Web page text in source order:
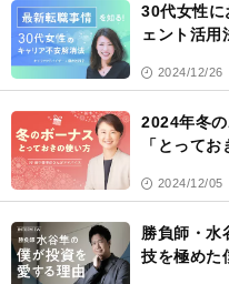
30代女性に
ェント活用
2024/12/26
2024年冬
「とってお
2024/12/05
勝負師・水
技を極めた